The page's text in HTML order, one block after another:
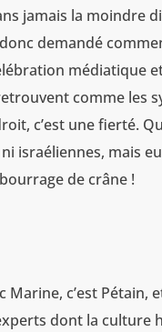
jamais la moindre
demandé
médiatique
comme les
c’est une fierté.
israéliennes, mais
de crâne !
Marine, c’est Pétain,
dont la culture